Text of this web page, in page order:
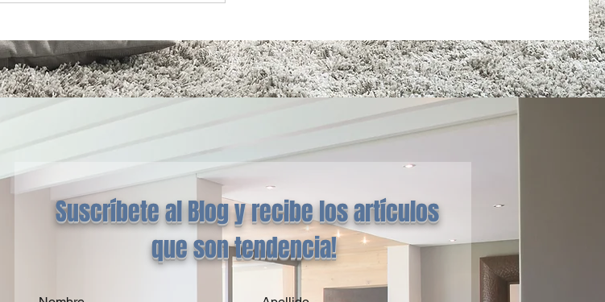
Suscríbete al Blog y recibe los artículos
que son tendencia!